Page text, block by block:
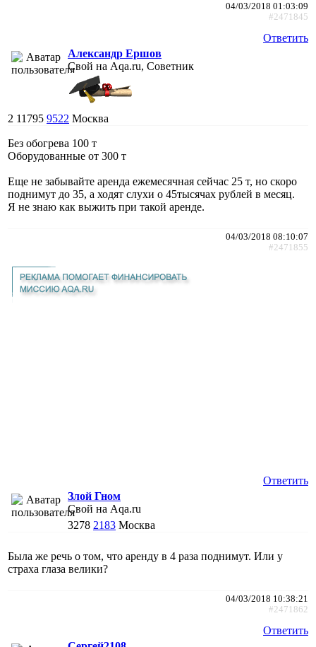
04/03/2018 01:03:09
#2471845
Ответить
Александр Ершов
Свой на Aqa.ru, Советник
2 11795 9522 Москва
Без обогрева 100 т
Оборудованные от 300 т
Еще не забывайте аренда ежемесячная сейчас 25 т, но скоро
поднимут до 35, а ходят слухи о 45тысячах рублей в месяц.
Я не знаю как выжить при такой аренде.
04/03/2018 08:10:07
#2471855
Ответить
Злой Гном
Свой на Aqa.ru
3278 2183 Москва
Была же речь о том, что аренду в 4 раза поднимут. Или у
страха глаза велики?
04/03/2018 10:38:21
#2471862
Ответить